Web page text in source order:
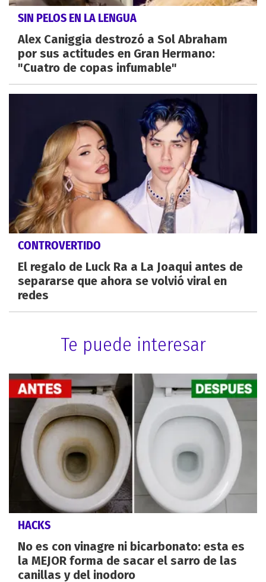
SIN PELOS EN LA LENGUA
Alex Caniggia destrozó a Sol Abraham
por sus actitudes en Gran Hermano:
"Cuatro de copas infumable"
CONTROVERTIDO
El regalo de Luck Ra a La Joaqui antes de
separarse que ahora se volvió viral en
redes
Te puede interesar
HACKS
No es con vinagre ni bicarbonato: esta es
la MEJOR forma de sacar el sarro de las
canillas y del inodoro